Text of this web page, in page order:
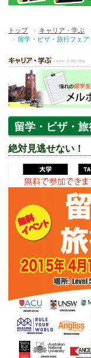
トップ キャリア・学ぶ
留学・ビザ・旅行フェア
留学・ビザ・
絶対見逃せない！